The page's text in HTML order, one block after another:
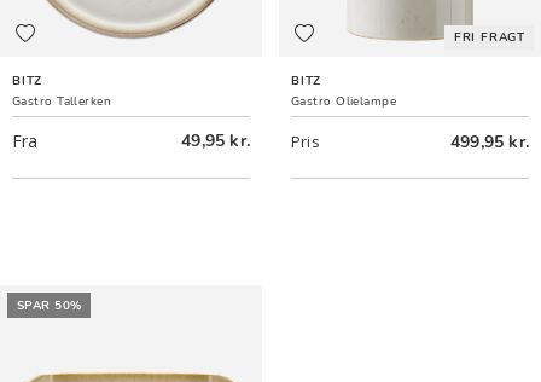
BITZ
Gastro Tallerken
Fra 49,95 kr.
FRI FRAGT
BITZ
Gastro Olielampe
Pris 499,95 kr.
SPAR 50%